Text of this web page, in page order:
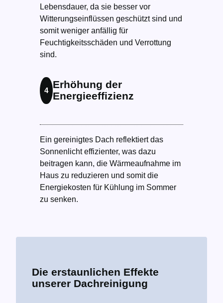
Lebensdauer, da sie besser vor
Witterungseinflüssen geschützt sind und
somit weniger anfällig für
Feuchtigkeitsschäden und Verrottung
sind.
4
Erhöhung der
Energieeffizienz
Ein gereinigtes Dach reflektiert das
Sonnenlicht effizienter, was dazu
beitragen kann, die Wärmeaufnahme im
Haus zu reduzieren und somit die
Energiekosten für Kühlung im Sommer
zu senken.
Die erstaunlichen Effekte
unserer Dachreinigung